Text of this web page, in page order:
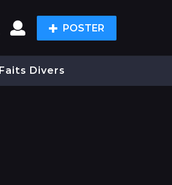
POSTER
Faits Divers